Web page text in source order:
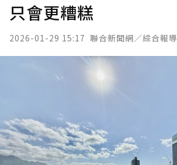
只會更糟糕
2026-01-29 15:17 聯合新聞網／綜合報導